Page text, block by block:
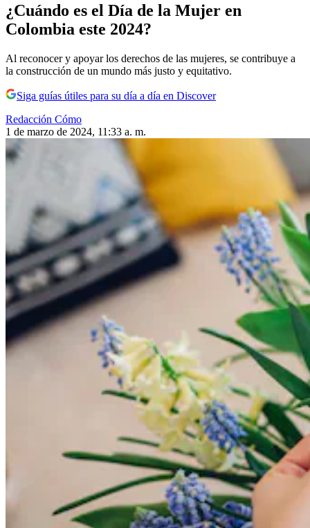
¿Cuándo es el Día de la Mujer en
Colombia este 2024?
Al reconocer y apoyar los derechos de las mujeres, se contribuye a
la construcción de un mundo más justo y equitativo.
Siga guías útiles para su día a día en Discover
Redacción Cómo
1 de marzo de 2024, 11:33 a. m.